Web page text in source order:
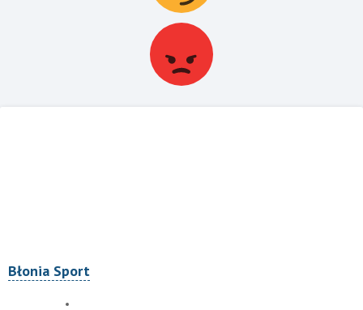
Błonia Sport